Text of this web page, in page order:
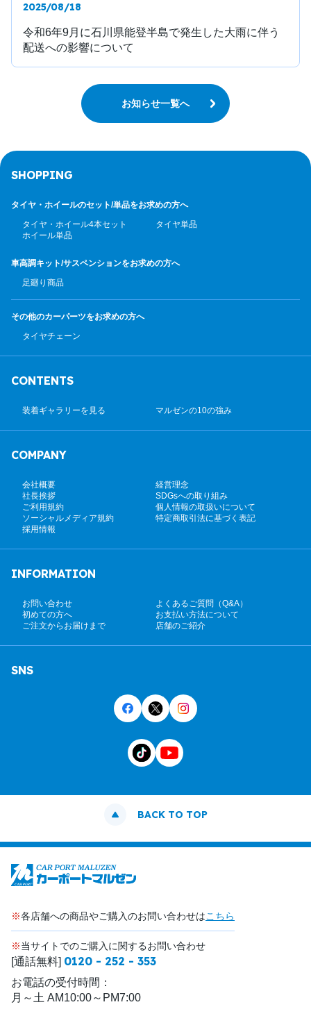
2025/08/18
令和6年9月に石川県能登半島で発生した大雨に伴う
配送への影響について
お知らせ一覧へ
SHOPPING
タイヤ・ホイールのセット/単品をお求めの方へ
タイヤ・ホイール4本セット
タイヤ単品
ホイール単品
車高調キット/サスペンションをお求めの方へ
足廻り商品
その他のカーパーツをお求めの方へ
タイヤチェーン
CONTENTS
装着ギャラリーを見る マルゼンの10の強み
COMPANY
会社概要
経営理念
社長挨拶
SDGsへの取り組み
ご利用規約
個人情報の取扱いについて
ソーシャルメディア規約
特定商取引法に基づく表記
採用情報
INFORMATION
お問い合わせ
よくあるご質問（Q&A）
初めての方へ
お支払い方法について
ご注文からお届けまで
店舗のご紹介
SNS
BACK TO TOP
※各店舗への商品やご購入のお問い合わせはこちら
※当サイトでのご購入に関するお問い合わせ
[通話無料] 0120 - 252 - 353
お電話の受付時間：
月～土 AM10:00～PM7:00